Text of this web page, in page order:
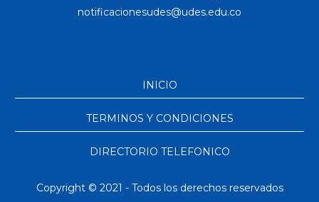
INICIO
TERMINOS Y CONDICIONES
DIRECTORIO TELEFONICO
Copyright © 2021 - Todos los derechos reservados